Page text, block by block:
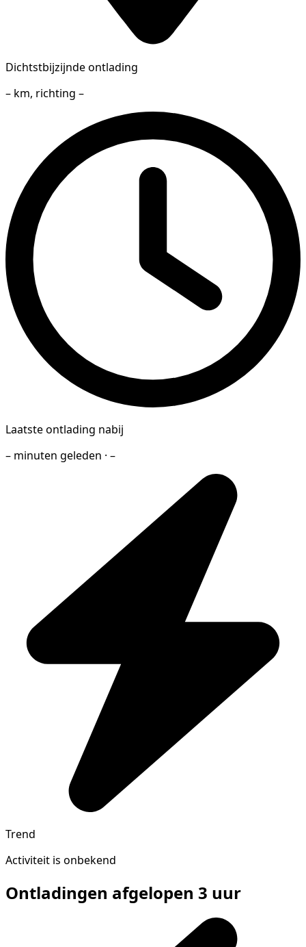
Dichtstbijzijnde ontlading
– km, richting –
Laatste ontlading nabij
– minuten geleden · –
Trend
Activiteit is onbekend
Ontladingen afgelopen 3 uur